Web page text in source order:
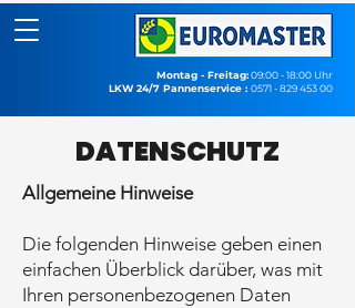
Montag - Freitag:09:00 - 18:00 Uhr
LKW 24/7 Pannenservice : 0571 - 829 453 00
DATENSCHUTZ
Allgemeine Hinweise
Die folgenden Hinweise geben einen
einfachen Überblick darüber, was mit
Ihren personenbezogenen Daten